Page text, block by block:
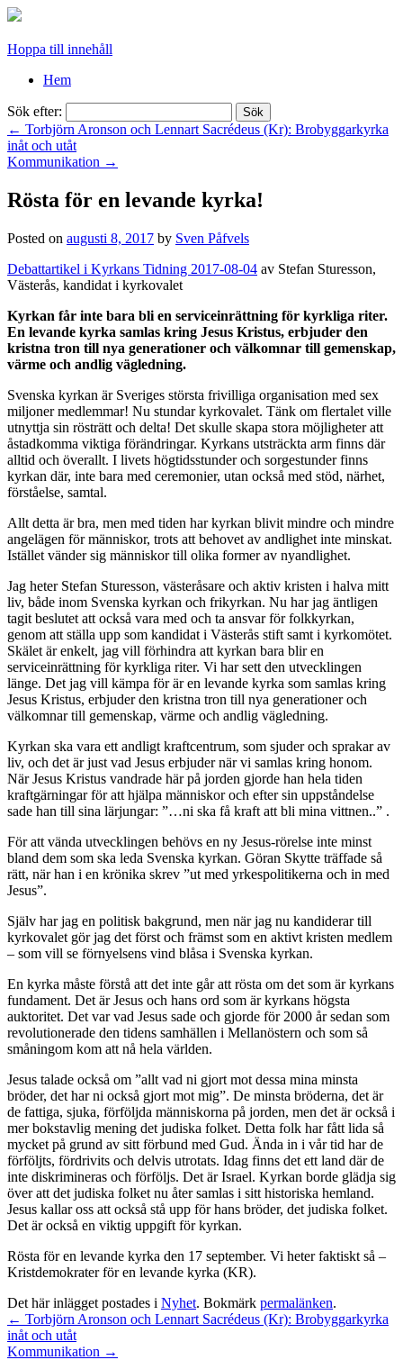
Hoppa till innehåll
Hem
Sök efter:
← Torbjörn Aronson och Lennart Sacrédeus (Kr): Brobyggarkyrka
inåt och utåt
Kommunikation →
Rösta för en levande kyrka!
Posted on augusti 8, 2017 by Sven Påfvels
Debattartikel i Kyrkans Tidning 2017-08-04 av Stefan Sturesson,
Västerås, kandidat i kyrkovalet
Kyrkan får inte bara bli en serviceinrättning för kyrkliga riter.
En levande kyrka samlas kring Jesus Kristus, erbjuder den
kristna tron till nya generationer och välkomnar till gemenskap,
värme och andlig vägledning.
Svenska kyrkan är Sveriges största frivilliga organisation med sex
miljoner medlemmar! Nu stundar kyrkovalet. Tänk om flertalet ville
utnyttja sin rösträtt och delta! Det skulle skapa stora möjligheter att
åstadkomma viktiga förändringar. Kyrkans utsträckta arm finns där
alltid och överallt. I livets högtidsstunder och sorgestunder finns
kyrkan där, inte bara med ceremonier, utan också med stöd, närhet,
förståelse, samtal.
Allt detta är bra, men med tiden har kyrkan blivit mindre och mindre
angelägen för människor, trots att behovet av andlighet inte minskat.
Istället vänder sig människor till olika former av nyandlighet.
Jag heter Stefan Sturesson, västeråsare och aktiv kristen i halva mitt
liv, både inom Svenska kyrkan och frikyrkan. Nu har jag äntligen
tagit beslutet att också vara med och ta ansvar för folkkyrkan,
genom att ställa upp som kandidat i Västerås stift samt i kyrkomötet.
Skälet är enkelt, jag vill förhindra att kyrkan bara blir en
serviceinrättning för kyrkliga riter. Vi har sett den utvecklingen
länge. Det jag vill kämpa för är en levande kyrka som samlas kring
Jesus Kristus, erbjuder den kristna tron till nya generationer och
välkomnar till gemenskap, värme och andlig vägledning.
Kyrkan ska vara ett andligt kraftcentrum, som sjuder och sprakar av
liv, och det är just vad Jesus erbjuder när vi samlas kring honom.
När Jesus Kristus vandrade här på jorden gjorde han hela tiden
kraftgärningar för att hjälpa människor och efter sin uppståndelse
sade han till sina lärjungar: ”…ni ska få kraft att bli mina vittnen..” .
För att vända utvecklingen behövs en ny Jesus-rörelse inte minst
bland dem som ska leda Svenska kyrkan. Göran Skytte träffade så
rätt, när han i en krönika skrev ”ut med yrkespolitikerna och in med
Jesus”.
Själv har jag en politisk bakgrund, men när jag nu kandiderar till
kyrkovalet gör jag det först och främst som en aktivt kristen medlem
– som vill se förnyelsens vind blåsa i Svenska kyrkan.
En kyrka måste förstå att det inte går att rösta om det som är kyrkans
fundament. Det är Jesus och hans ord som är kyrkans högsta
auktoritet. Det var vad Jesus sade och gjorde för 2000 år sedan som
revolutionerade den tidens samhällen i Mellanöstern och som så
småningom kom att nå hela världen.
Jesus talade också om ”allt vad ni gjort mot dessa mina minsta
bröder, det har ni också gjort mot mig”. De minsta bröderna, det är
de fattiga, sjuka, förföljda människorna på jorden, men det är också i
mer bokstavlig mening det judiska folket. Detta folk har fått lida så
mycket på grund av sitt förbund med Gud. Ända in i vår tid har de
förföljts, fördrivits och delvis utrotats. Idag finns det ett land där de
inte diskrimineras och förföljs. Det är Israel. Kyrkan borde glädja sig
över att det judiska folket nu åter samlas i sitt historiska hemland.
Jesus kallar oss att också stå upp för hans bröder, det judiska folket.
Det är också en viktig uppgift för kyrkan.
Rösta för en levande kyrka den 17 september. Vi heter faktiskt så –
Kristdemokrater för en levande kyrka (KR).
Det här inlägget postades i Nyhet. Bokmärk permalänken.
← Torbjörn Aronson och Lennart Sacrédeus (Kr): Brobyggarkyrka
inåt och utåt
Kommunikation →